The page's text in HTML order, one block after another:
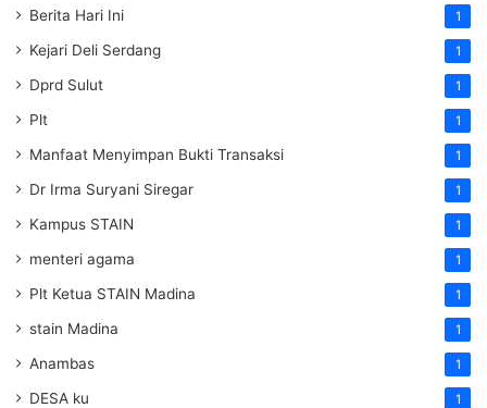
Berita Hari Ini 1
Kejari Deli Serdang 1
Dprd Sulut 1
Plt 1
Manfaat Menyimpan Bukti Transaksi 1
Dr Irma Suryani Siregar 1
Kampus STAIN 1
menteri agama 1
Plt Ketua STAIN Madina 1
stain Madina 1
Anambas 1
DESA ku 1